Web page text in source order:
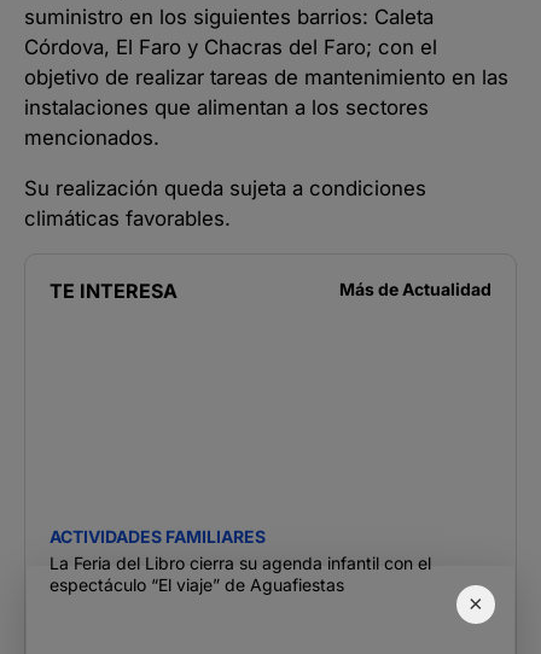
×
suministro en los siguientes barrios: Caleta
Córdova, El Faro y Chacras del Faro; con el
objetivo de realizar tareas de mantenimiento en las
instalaciones que alimentan a los sectores
mencionados.
Su realización queda sujeta a condiciones
climáticas favorables.
TE INTERESA Más de Actualidad
ACTIVIDADES FAMILIARES
La Feria del Libro cierra su agenda infantil con el
espectáculo “El viaje” de Aguafiestas